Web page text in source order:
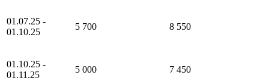
01.07.25 -
01.10.25
5 700 8 550
01.10.25 -
01.11.25
5 000 7 450